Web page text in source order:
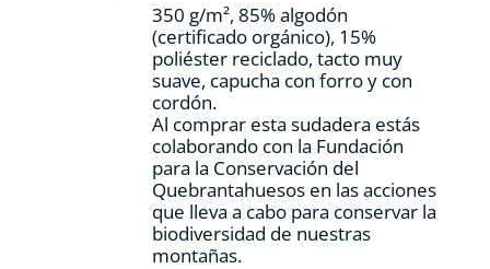
página
de
producto
350 g/m², 85% algodón
(certificado orgánico), 15%
poliéster reciclado, tacto muy
suave, capucha con forro y con
cordón.
Al comprar esta sudadera estás
colaborando con la Fundación
para la Conservación del
Quebrantahuesos en las acciones
que lleva a cabo para conservar la
biodiversidad de nuestras
montañas.